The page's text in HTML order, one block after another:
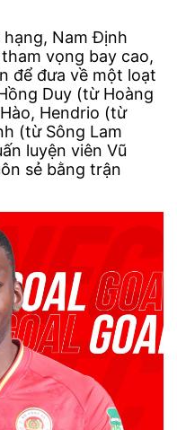
Nam Định
vọng bay cao,
để đưa về một loạt
Duy (từ Hoàng
Hendrio (từ
(từ Sông Lam
luyện viên Vũ
sẻ bằng trận